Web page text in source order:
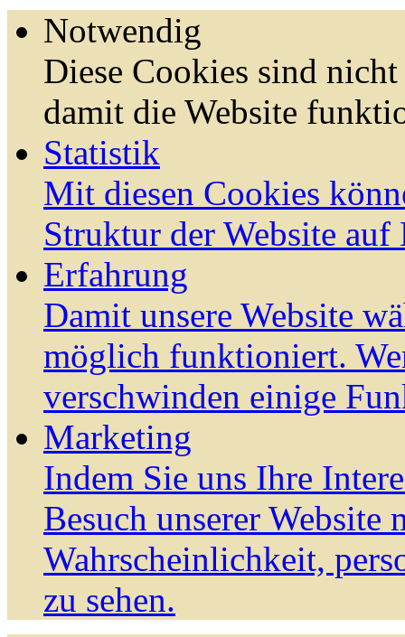
Notwendig
Diese Cookies sind
damit die Website
Statistik
Mit diesen Cookies
Struktur der Website auf
Erfahrung
Damit unsere Website
möglich funktioniert.
verschwinden einige
Marketing
Indem Sie uns Ihre
Besuch unserer Website
Wahrscheinlichkeit,
zu sehen.